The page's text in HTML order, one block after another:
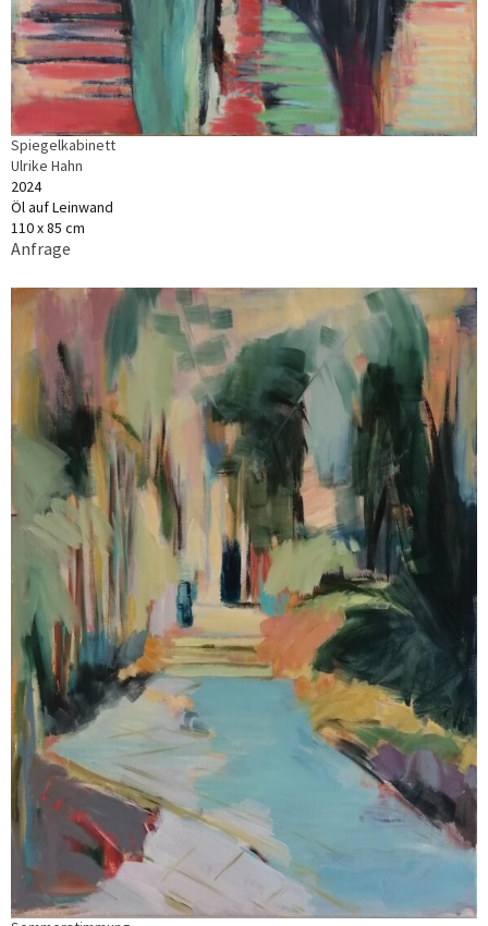
Spiegelkabinett
Ulrike Hahn
2024
Öl auf Leinwand
110 x 85 cm
Anfrage